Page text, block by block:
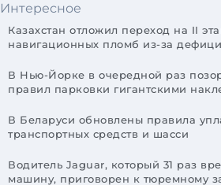
Интересное
Казахстан отложил переход на II
навигационных пломб из-за
В Нью-Йорке в очередной раз
правил парковки гигантскими
В Беларуси обновлены правила
транспортных средств и шасси
Водитель Jaguar, который 31 раз
машину, приговорен к тюремному